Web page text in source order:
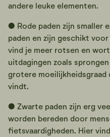
andere leuke elementen.
● Rode paden zijn smaller
paden en zijn geschikt
vind je meer rotsen en
uitdagingen zoals
grotere moeilijkheidsgraad
vindt.
● Zwarte paden zijn erg
worden bereden door
fietsvaardigheden. Hier